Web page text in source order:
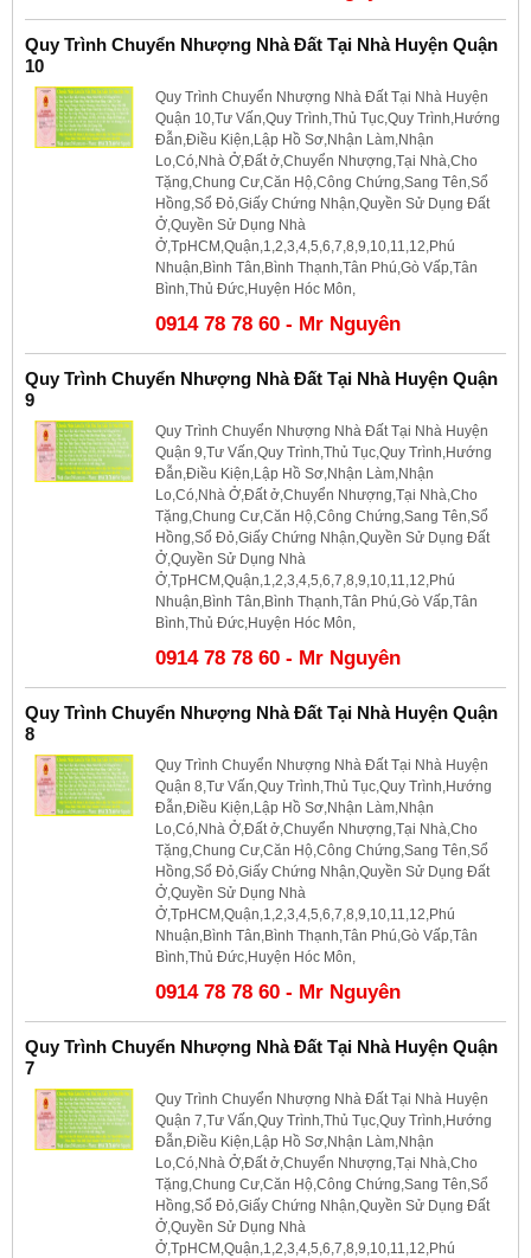
Quy Trình Chuyển Nhượng Nhà Đất Tại Nhà Huyện Quận
10
Quy Trình Chuyển Nhượng Nhà Đất Tại Nhà Huyện
Quận 10,Tư Vấn,Quy Trình,Thủ Tục,Quy Trình,Hướng
Đẫn,Điều Kiện,Lập Hồ Sơ,Nhận Làm,Nhận
Lo,Có,Nhà Ở,Đất ở,Chuyển Nhượng,Tại Nhà,Cho
Tặng,Chung Cư,Căn Hộ,Công Chứng,Sang Tên,Sổ
Hồng,Sổ Đỏ,Giấy Chứng Nhận,Quyền Sử Dụng Đất
Ở,Quyền Sử Dụng Nhà
Ở,TpHCM,Quận,1,2,3,4,5,6,7,8,9,10,11,12,Phú
Nhuận,Bình Tân,Bình Thạnh,Tân Phú,Gò Vấp,Tân
Bình,Thủ Đức,Huyện Hóc Môn,
0914 78 78 60 - Mr Nguyên
Quy Trình Chuyển Nhượng Nhà Đất Tại Nhà Huyện Quận
9
Quy Trình Chuyển Nhượng Nhà Đất Tại Nhà Huyện
Quận 9,Tư Vấn,Quy Trình,Thủ Tục,Quy Trình,Hướng
Đẫn,Điều Kiện,Lập Hồ Sơ,Nhận Làm,Nhận
Lo,Có,Nhà Ở,Đất ở,Chuyển Nhượng,Tại Nhà,Cho
Tặng,Chung Cư,Căn Hộ,Công Chứng,Sang Tên,Sổ
Hồng,Sổ Đỏ,Giấy Chứng Nhận,Quyền Sử Dụng Đất
Ở,Quyền Sử Dụng Nhà
Ở,TpHCM,Quận,1,2,3,4,5,6,7,8,9,10,11,12,Phú
Nhuận,Bình Tân,Bình Thạnh,Tân Phú,Gò Vấp,Tân
Bình,Thủ Đức,Huyện Hóc Môn,
0914 78 78 60 - Mr Nguyên
Quy Trình Chuyển Nhượng Nhà Đất Tại Nhà Huyện Quận
8
Quy Trình Chuyển Nhượng Nhà Đất Tại Nhà Huyện
Quận 8,Tư Vấn,Quy Trình,Thủ Tục,Quy Trình,Hướng
Đẫn,Điều Kiện,Lập Hồ Sơ,Nhận Làm,Nhận
Lo,Có,Nhà Ở,Đất ở,Chuyển Nhượng,Tại Nhà,Cho
Tặng,Chung Cư,Căn Hộ,Công Chứng,Sang Tên,Sổ
Hồng,Sổ Đỏ,Giấy Chứng Nhận,Quyền Sử Dụng Đất
Ở,Quyền Sử Dụng Nhà
Ở,TpHCM,Quận,1,2,3,4,5,6,7,8,9,10,11,12,Phú
Nhuận,Bình Tân,Bình Thạnh,Tân Phú,Gò Vấp,Tân
Bình,Thủ Đức,Huyện Hóc Môn,
0914 78 78 60 - Mr Nguyên
Quy Trình Chuyển Nhượng Nhà Đất Tại Nhà Huyện Quận
7
Quy Trình Chuyển Nhượng Nhà Đất Tại Nhà Huyện
Quận 7,Tư Vấn,Quy Trình,Thủ Tục,Quy Trình,Hướng
Đẫn,Điều Kiện,Lập Hồ Sơ,Nhận Làm,Nhận
Lo,Có,Nhà Ở,Đất ở,Chuyển Nhượng,Tại Nhà,Cho
Tặng,Chung Cư,Căn Hộ,Công Chứng,Sang Tên,Sổ
Hồng,Sổ Đỏ,Giấy Chứng Nhận,Quyền Sử Dụng Đất
Ở,Quyền Sử Dụng Nhà
Ở,TpHCM,Quận,1,2,3,4,5,6,7,8,9,10,11,12,Phú